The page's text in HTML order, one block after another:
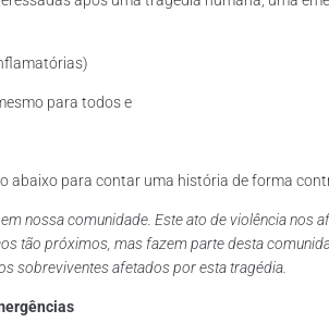
para todos e
abaixo para contar uma história de forma
nossa comunidade. Este ato de violência
tão próximos, mas fazem parte desta
sobreviventes afetados por esta tragédia.